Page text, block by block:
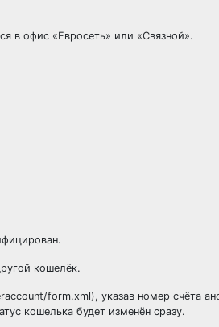
в офис «Евросеть» или «Связной».
кошелёк.
form.xml), указав номер счёта
кошелька будет изменён сразу.